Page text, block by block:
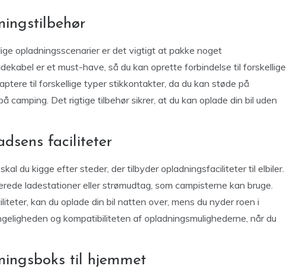
opladningsscenarier er det vigtigt at pakke noget
er et must-have, så du kan oprette forbindelse til forskellige
til forskellige typer stikkontakter, da du kan støde på
camping. Det rigtige tilbehør sikrer, at du kan oplade din bil uden
faciliteter
du kigge efter steder, der tilbyder opladningsfaciliteter til elbiler.
ladestationer eller strømudtag, som campisterne kan bruge.
kan du oplade din bil natten over, mens du nyder roen i
og kompatibiliteten af opladningsmulighederne, når du
til hjemmet